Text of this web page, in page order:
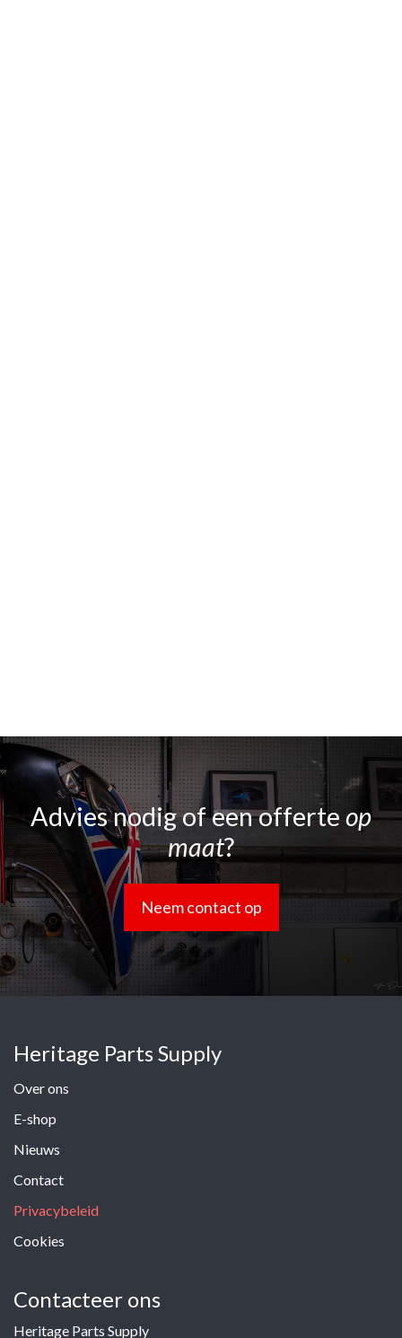
Advies nodig of een offerteop
maat?
Neem contact op
Heritage Parts Supply
Over ons
E-shop
Nieuws
Contact
Privacybeleid
Cookies
Contacteer ons
Heritage Parts Supply